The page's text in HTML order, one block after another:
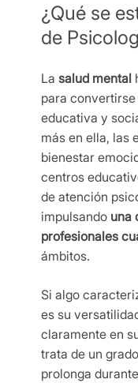
¿Qué se
de
La salud mental
para
educativa y
más en ella, las
bienestar
centros
de atención
impulsando una
profesionales
ámbitos.
Si algo
es su
claramente en
trata de un
prolonga